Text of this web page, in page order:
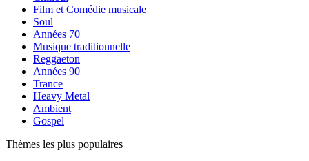
Film et Comédie musicale
Soul
Années 70
Musique traditionnelle
Reggaeton
Années 90
Trance
Heavy Metal
Ambient
Gospel
Thèmes les plus populaires